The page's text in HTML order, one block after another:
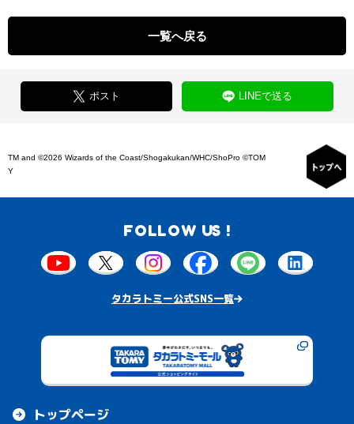
一覧へ戻る
ポスト LINEで送る
TM and ©2026 Wizards of the Coast/Shogakukan/WHC/ShoPro ©TOM
Y
FOLLOW US !
タカラトミー公式SNS一覧
トップページ